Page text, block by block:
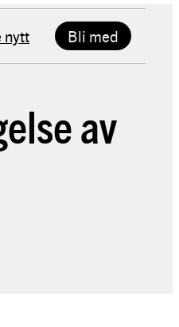
nytt Bli med
av